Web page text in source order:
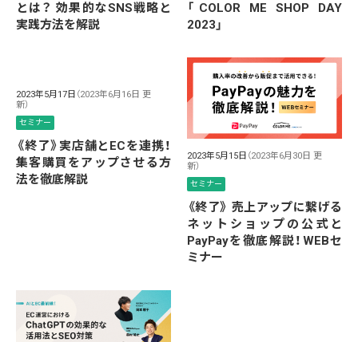
とは？ 効果的なSNS戦略と
実践方法を解説
「COLOR ME SHOP DAY
2023」
2023年5月17日 （2023年6月16日 更
新）
セミナー
《終了》実店舗とECを連携！
集客購買をアップさせる方
法を徹底解説
2023年5月15日 （2023年6月30日 更
新）
セミナー
《終了》 売上アップに繋げる
ネットショップの公式と
PayPayを徹底解説！WEBセ
ミナー